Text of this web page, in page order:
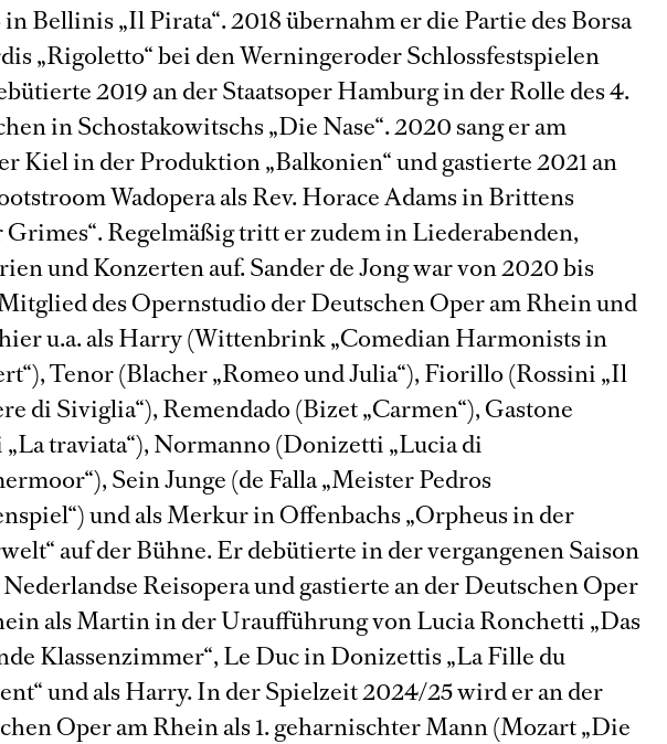
Bellinis „Il Pirata“. 2018 übernahm er die Partie des Borsa
„Rigoletto“ bei den Werningeroder Schlossfestspielen
2019 an der Staatsoper Hamburg in der Rolle des 4.
in Schostakowitschs „Die Nase“. 2020 sang er am
Kiel in der Produktion „Balkonien“ und gastierte 2021 an
Wadopera als Rev. Horace Adams in Brittens
Grimes“. Regelmäßig tritt er zudem in Liederabenden,
und Konzerten auf. Sander de Jong war von 2020 bis
des Opernstudio der Deutschen Oper am Rhein und
u.a. als Harry (Wittenbrink „Comedian Harmonists in
Tenor (Blacher „Romeo und Julia“), Fiorillo (Rossini „Il
di Siviglia“), Remendado (Bizet „Carmen“), Gastone
„La traviata“), Normanno (Donizetti „Lucia di
Sein Junge (de Falla „Meister Pedros
und als Merkur in Offenbachs „Orpheus in der
auf der Bühne. Er debütierte in der vergangenen Saison
Reisopera und gastierte an der Deutschen Oper
als Martin in der Uraufführung von Lucia Ronchetti „Das
Klassenzimmer“, Le Duc in Donizettis „La Fille du
und als Harry. In der Spielzeit 2024/25 wird er an der
Oper am Rhein als 1. geharnischter Mann (Mozart „Die